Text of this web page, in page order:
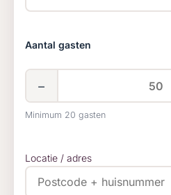
Aantal gasten
−
Minimum 20 gasten
Locatie / adres